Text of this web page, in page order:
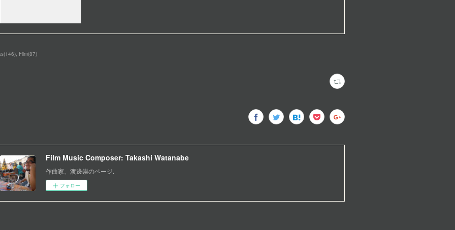
(146) Film(87)
Film Music Composer: Takashi Watanabe
作曲家、渡邊崇のページ.
フォロー